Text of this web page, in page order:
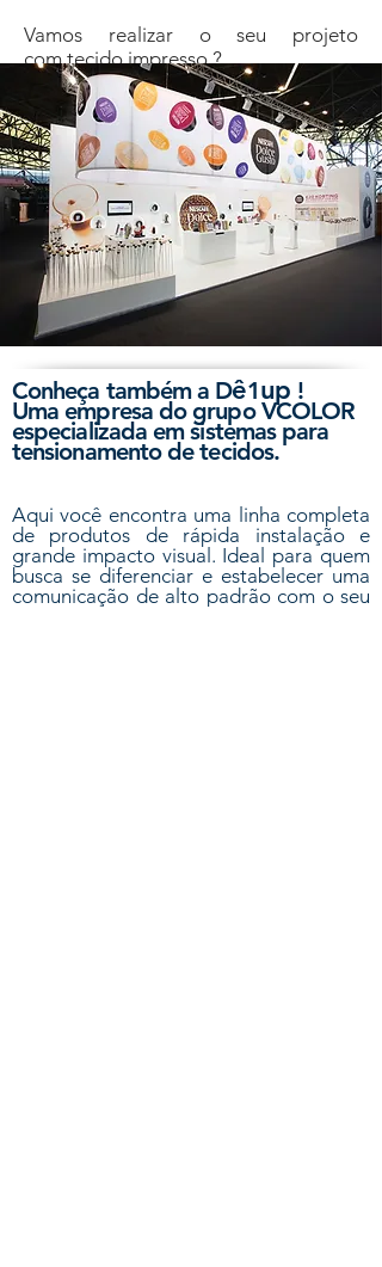
Vamos realizar o seu projeto
com tecido impresso ?
Aguardamos o seu contato ( 21
3717-2000
Conheça tambéma Dê1up !
Uma empresa do grupo VCOLOR
especializada em sistemas para
tensionamento de tecidos.
Aqui você encontra uma linha completa
de produtos de rápida instalação e
grande impacto visual. Ideal para quem
busca se diferenciar e estabelecer uma
comunicação de alto padrão com o seu